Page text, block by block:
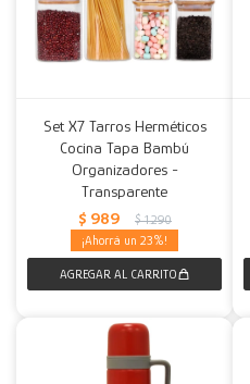
Set X7 Tarros Herméticos
Cocina Tapa Bambú
Organizadores -
Transparente
$ 989 $ 1.290
23